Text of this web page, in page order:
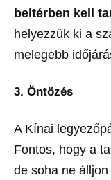
beltérben kell
helyezzük ki a
melegebb
3. Öntözés
A Kínai
Fontos, hogy a
de soha ne